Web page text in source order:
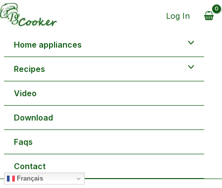
au
contenu
Log In
Home appliances
Recipes
Video
Download
Faqs
Contact
Français